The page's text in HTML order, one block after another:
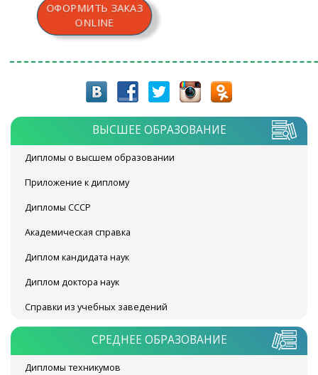
ОФОРМИТЬ ЗАКАЗ
ONLINE
ВЫСШЕЕ ОБРАЗОВАНИЕ
Дипломы о высшем образовании
Приложение к диплому
Дипломы СССР
Академическая справка
Диплом кандидата наук
Диплом доктора наук
Справки из учебных заведений
СРЕДНЕЕ ОБРАЗОВАНИЕ
Дипломы техникумов